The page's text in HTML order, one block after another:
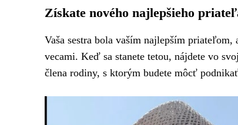
Získate nového najlepšieho
Vaša sestra bola vaším najlepším
vecami. Keď sa stanete tetou, nájdete vo
člena rodiny, s ktorým budete môcť